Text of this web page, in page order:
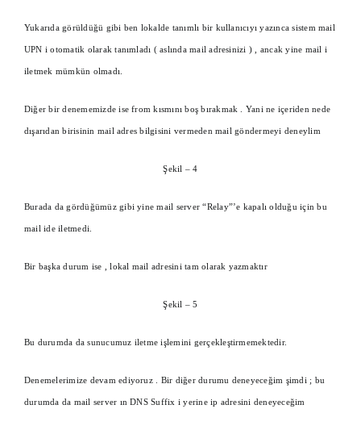
Yukarıda görüldüğü gibi ben lokalde tanımlı bir kullanıcıyı yazınca sistem mail
UPN i otomatik olarak tanımladı ( aslında mail adresinizi ) , ancak yine mail i
iletmek mümkün olmadı.
Diğer bir denememizde ise from kısmını boş bırakmak . Yani ne içeriden nede
dışarıdan birisinin mail adres bilgisini vermeden mail göndermeyi deneylim
Şekil – 4
Burada da gördüğümüz gibi yine mail server “Relay”’e kapalı olduğu için bu
mail ide iletmedi.
Bir başka durum ise , lokal mail adresini tam olarak yazmaktır
Şekil – 5
Bu durumda da sunucumuz iletme işlemini gerçekleştirmemektedir.
Denemelerimize devam ediyoruz . Bir diğer durumu deneyeceğim şimdi ; bu
durumda da mail server ın DNS Suffix i yerine ip adresini deneyeceğim